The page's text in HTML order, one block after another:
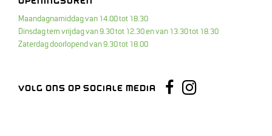
Maandagnamiddag van 14.00 tot 18.30
Dinsdag tem vrijdag van 9.30 tot 12.30 en van 13.30 tot 18.30
Zaterdag doorlopend van 9.30 tot 18.00
VOLG ONS OP SOCIALE MEDIA FacebookInstagram